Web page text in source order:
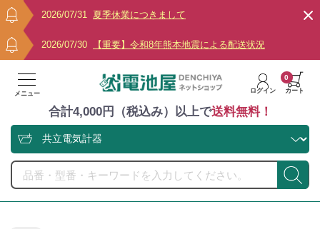
2026/07/31 夏季休業につきまして
2026/07/30 【重要】令和8年熊本地震による配送状況
メニュー ログイン カート
0
合計4,000円（税込み）以上で送料無料！